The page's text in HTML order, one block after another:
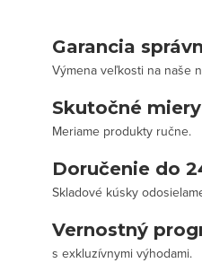
Garancia
Výmena veľkosti na naše
Skutočné miery
Meriame produkty ručne.
Doručenie do
Skladové kúsky
Vernostný
s exkluzívnymi výhodami.